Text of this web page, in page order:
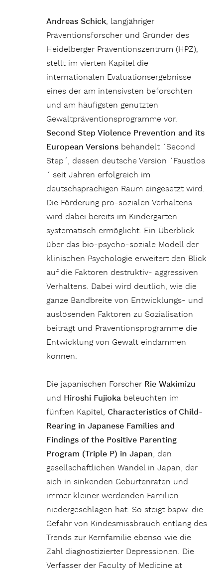
Andreas Schick, langjähriger
Präventionsforscher und Gründer des
Heidelberger Präventionszentrum (HPZ),
stellt im vierten Kapitel die
internationalen Evaluationsergebnisse
eines der am intensivsten beforschten
und am häufigsten genutzten
Gewaltpräventionsprogramme vor.
Second Step Violence Prevention and its
European Versions behandelt ´Second
Step´, dessen deutsche Version ´Faustlos
´ seit Jahren erfolgreich im
deutschsprachigen Raum eingesetzt wird.
Die Förderung pro-sozialen Verhaltens
wird dabei bereits im Kindergarten
systematisch ermöglicht. Ein Überblick
über das bio-psycho-soziale Modell der
klinischen Psychologie erweitert den Blick
auf die Faktoren destruktiv- aggressiven
Verhaltens. Dabei wird deutlich, wie die
ganze Bandbreite von Entwicklungs- und
auslösenden Faktoren zu Sozialisation
beiträgt und Präventionsprogramme die
Entwicklung von Gewalt eindämmen
können.
Die japanischen Forscher Rie Wakimizu
und Hiroshi Fujioka beleuchten im
fünften Kapitel, Characteristics ofChild-
Rearing in Japanese Familiesand
Findings of the Positive Parenting
Program (Triple P) in Japan, den
gesellschaftlichen Wandel in Japan, der
sich in sinkenden Geburtenraten und
immer kleiner werdenden Familien
niedergeschlagen hat. So steigt bspw. die
Gefahr von Kindesmissbrauch entlang des
Trends zur Kernfamilie ebenso wie die
Zahl diagnostizierter Depressionen. Die
Verfasser der Faculty of Medicine at